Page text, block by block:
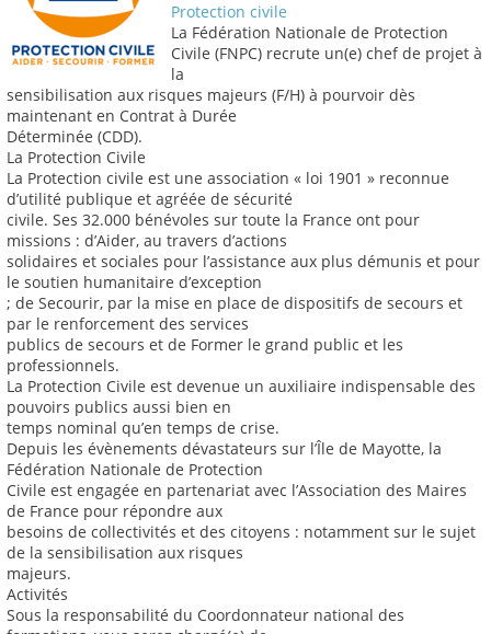
Protection civile
La Fédération Nationale de Protection
Civile (FNPC) recrute un(e) chef de projet à
la
sensibilisation aux risques majeurs (F/H) à pourvoir dès
maintenant en Contrat à Durée
Déterminée (CDD).
La Protection Civile
La Protection civile est une association « loi 1901 » reconnue
d’utilité publique et agréée de sécurité
civile. Ses 32.000 bénévoles sur toute la France ont pour
missions : d’Aider, au travers d’actions
solidaires et sociales pour l’assistance aux plus démunis et pour
le soutien humanitaire d’exception
; de Secourir, par la mise en place de dispositifs de secours et
par le renforcement des services
publics de secours et de Former le grand public et les
professionnels.
La Protection Civile est devenue un auxiliaire indispensable des
pouvoirs publics aussi bien en
temps nominal qu’en temps de crise.
Depuis les évènements dévastateurs sur l’Île de Mayotte, la
Fédération Nationale de Protection
Civile est engagée en partenariat avec l’Association des Maires
de France pour répondre aux
besoins de collectivités et des citoyens : notamment sur le sujet
de la sensibilisation aux risques
majeurs.
Activités
Sous la responsabilité du Coordonnateur national des